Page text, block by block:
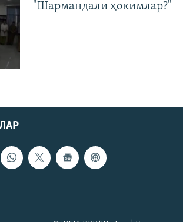
"Шармандали ҳокимлар?"